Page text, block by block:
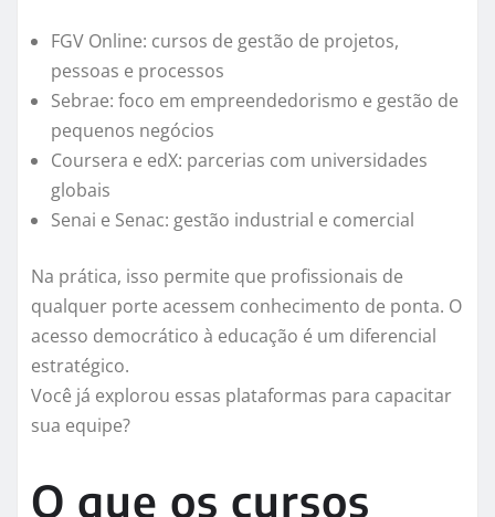
FGV Online: cursos de gestão de projetos,
pessoas e processos
Sebrae: foco em empreendedorismo e gestão de
pequenos negócios
Coursera e edX: parcerias com universidades
globais
Senai e Senac: gestão industrial e comercial
Na prática, isso permite que profissionais de
qualquer porte acessem conhecimento de ponta. O
acesso democrático à educação é um diferencial
estratégico.
Você já explorou essas plataformas para capacitar
sua equipe?
O que os cursos